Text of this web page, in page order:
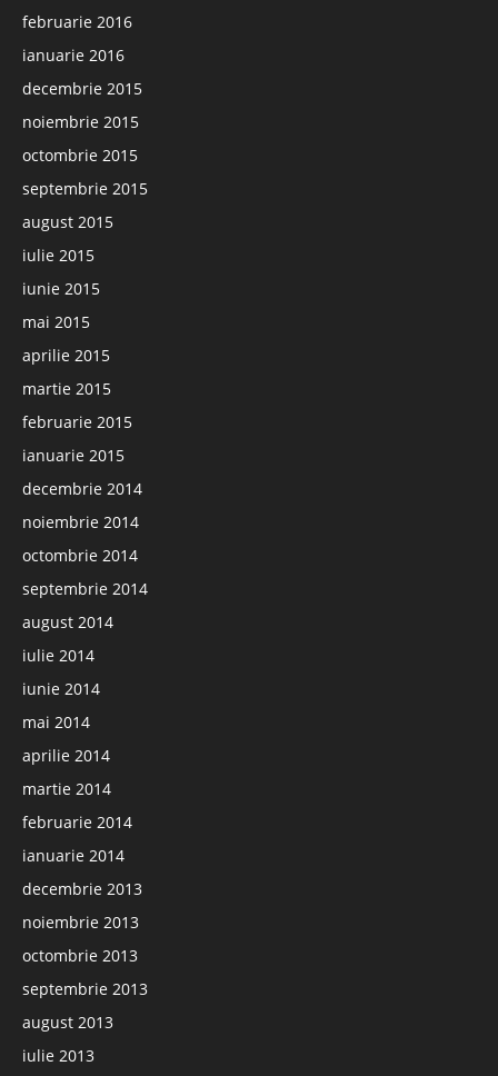
februarie 2016
ianuarie 2016
decembrie 2015
noiembrie 2015
octombrie 2015
septembrie 2015
august 2015
iulie 2015
iunie 2015
mai 2015
aprilie 2015
martie 2015
februarie 2015
ianuarie 2015
decembrie 2014
noiembrie 2014
octombrie 2014
septembrie 2014
august 2014
iulie 2014
iunie 2014
mai 2014
aprilie 2014
martie 2014
februarie 2014
ianuarie 2014
decembrie 2013
noiembrie 2013
octombrie 2013
septembrie 2013
august 2013
iulie 2013